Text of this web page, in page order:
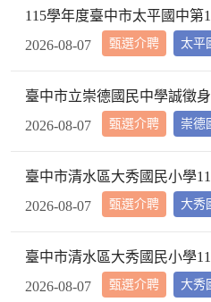
甄選介聘 太平
2026-08-07
甄選介聘
臺中市立崇德國民中學誠徵
崇德
2026-08-07
甄選介聘 大秀
2026-08-07
甄選介聘 大秀
2026-08-07